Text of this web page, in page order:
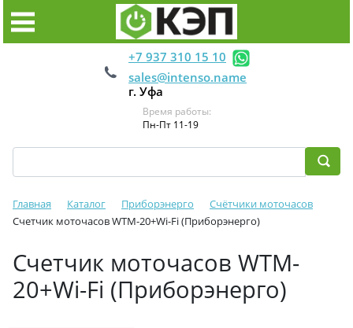
+7 937 310 15 10
sales@intenso.name
г. Уфа
Время работы:
Пн-Пт 11-19
Главная Каталог Приборэнерго
Счётчики моточасов
Счетчик моточасов WTM-20+Wi-Fi (Приборэнерго)
Счетчик моточасов WTM-
20+Wi-Fi (Приборэнерго)